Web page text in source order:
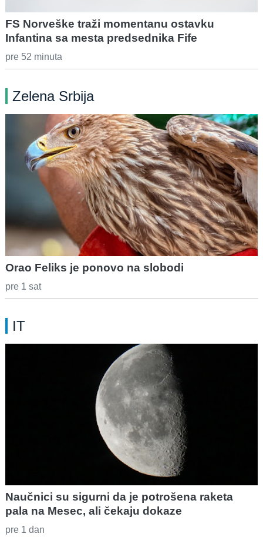
FS Norveške traži momentanu ostavku
Infantina sa mesta predsednika Fife
pre 52 minuta
Zelena Srbija
Orao Feliks je ponovo na slobodi
pre 1 sat
IT
Naučnici su sigurni da je potrošena raketa
pala na Mesec, ali čekaju dokaze
pre 1 dan